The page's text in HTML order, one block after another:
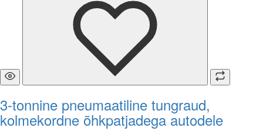
3-tonnine pneumaatiline tungraud,
kolmekordne õhkpatjadega autodele